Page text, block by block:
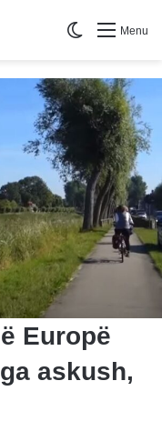
Menu
Switch skin
Europë
askush,